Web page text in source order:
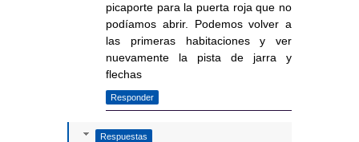
picaporte para la puerta roja que no
podíamos abrir. Podemos volver a
las primeras habitaciones y ver
nuevamente la pista de jarra y
flechas
Responder
Respuestas